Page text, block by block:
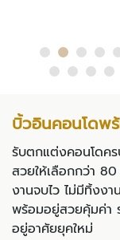
บิ้วอินคอนโดพ
รับตกแต่งคอนโดค
สวยให้เลือกกว่า
งานจบไว ไม่มีทิ้งง
พร้อมอยู่สวยคุ้มค่า
อยู่อาศัยยุคใหม่